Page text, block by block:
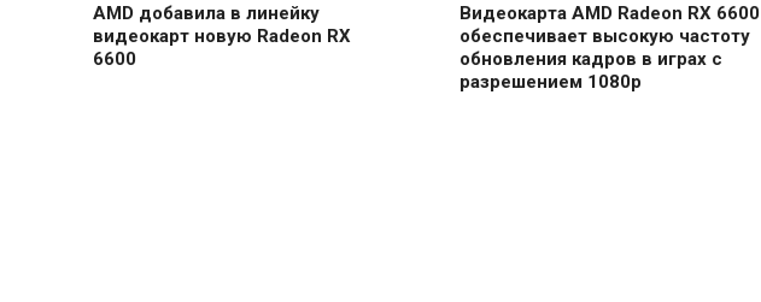
AMD добавила в линейку
видеокарт новую Radeon RX
6600
Видеокарта AMD Radeon RX 6600
обеспечивает высокую частоту
обновления кадров в играх с
разрешением 1080p